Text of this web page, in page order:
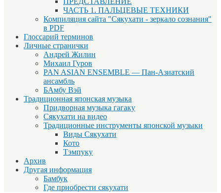
ЧАСТЬ 1. ПАЛЬЦЕВЫЕ ТЕХНИКИ
Компиляция сайта "Сякухати - зеркало сознания"
в PDF
Глоссарий терминов
Личные странички
Андрей Жилин
Михаил Гуров
PAN ASIAN ENSEMBLE — Пан-Азиатский
ансамбль
БАмбу Вэй
Традиционная японская музыка
Придворная музыка гагаку
Сякухати на видео
Традиционные инструменты японской музыки
Виды Сякухати
Кото
Тэмпуку
Архив
Другая информация
Бамбук
Где приобрести сякухати